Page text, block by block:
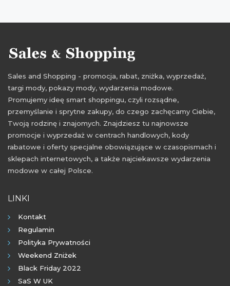
Sales and Shopping - promocja, rabat, zniżka, wyprzedaż,
targi mody, pokazy mody, wydarzenia modowe.
Promujemy ideę smart shoppingu, czyli rozsądne,
przemyślanie i sprytne zakupy, do czego zachęcamy Ciebie,
Twoją rodzinę i znajomych. Znajdziesz tu najnowsze
promocje i wyprzedaż w centrach handlowych, kody
rabatowe i oferty specjalne obowiązujące w czasopismach i
sklepach internetowych, a także najciekawsze wydarzenia
modowe w całej Polsce.
LINKI
Kontakt
Regulamin
Polityka Prywatności
Weekend Zniżek
Black Friday 2022
SaS W UK